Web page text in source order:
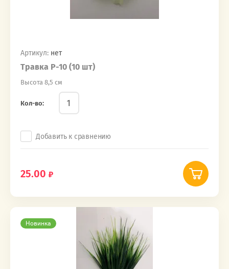
Артикул: нет
Травка Р-10 (10 шт)
Высота 8,5 см
Кол-во:
Добавить к сравнению
25.00
Новинка